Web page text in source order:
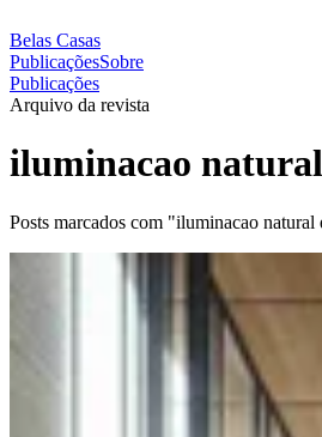
Belas Casas
PublicaçõesSobre
Publicações
Arquivo da revista
iluminacao
Posts marcados com "iluminacao